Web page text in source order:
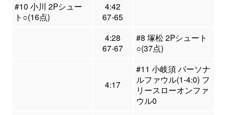
#10 小川 2Pシュー
ト○(16点)
4:42
67-65
4:28
67-67
#8 塚松 2Pシュート
○(37点)
4:17
#11 小岐須 パーソナ
ルファウル(1-4:0) フ
リースローオンファ
ウル0